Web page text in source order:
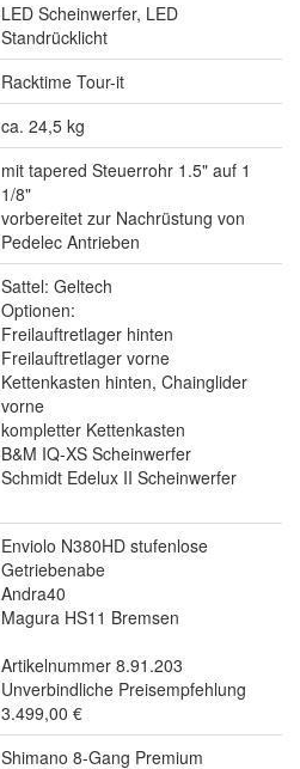
LED Scheinwerfer, LED
Standrücklicht
Racktime Tour-it
ca. 24,5 kg
mit tapered Steuerrohr 1.5" auf 1
1/8"
vorbereitet zur Nachrüstung von
Pedelec Antrieben
Sattel: Geltech
Optionen:
Freilauftretlager hinten
Freilauftretlager vorne
Kettenkasten hinten, Chainglider
vorne
kompletter Kettenkasten
B&M IQ-XS Scheinwerfer
Schmidt Edelux II Scheinwerfer
Enviolo N380HD stufenlose
Getriebenabe
Andra40
Magura HS11 Bremsen
Artikelnummer 8.91.203
Unverbindliche Preisempfehlung
3.499,00 €
Shimano 8-Gang Premium